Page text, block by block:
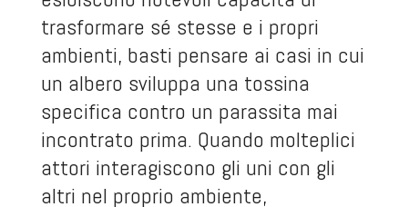
trasformare sé stesse e i propri
ambienti, basti pensare ai casi in cui
un albero sviluppa una tossina
specifica contro un parassita mai
incontrato prima. Quando molteplici
attori interagiscono gli uni con gli
altri nel proprio ambiente,